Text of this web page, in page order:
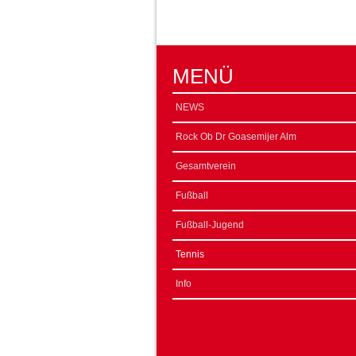
MENÜ
NEWS
Rock Ob Dr Goasemijer Alm
Gesamtverein
Fußball
Fußball-Jugend
Tennis
Info